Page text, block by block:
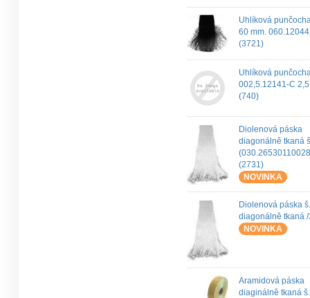
Uhlíková
60 mm.
(3721)
Uhlíková
002,5.12141-C
(740)
Diolenová páska
diagonálně tkaná
(2731)
NOVINKA
Diolenová páska
diagonálně tkaná
NOVINKA
Aramidová páska
diaginálně tkaná